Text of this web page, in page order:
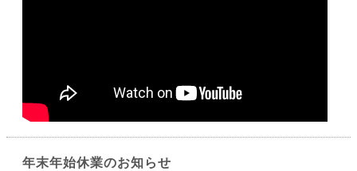
年末年始休業のお知らせ